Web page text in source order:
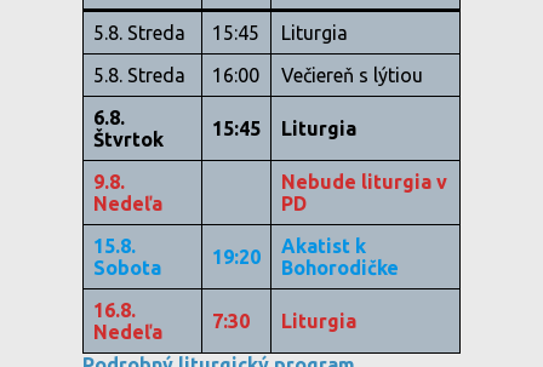
5.8. Streda 15:45
Liturgia
5.8. Streda
16:00
Večiereň s lýtiou
6.8.
Štvrtok
15:45 Liturgia
9.8.
Nedeľa
Nebude liturgia v
PD
15.8.
Sobota
19:20
Akatist k
Bohorodičke
16.8.
Nedeľa
7:30
Liturgia